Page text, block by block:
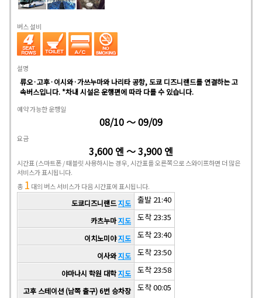
버스 설비
설명
류오·고후·이시와·가쓰누마와 나리타 공항, 도쿄 디즈니랜드를 연결하는 고
속버스입니다. *차내 시설은 운행편에 따라 다를 수 있습니다.
예약 가능한 운행일
08/10 ～ 09/09
요금
3,600 엔 ～ 3,900 엔
시간표(스마트폰 / 태블릿 사용하시는 경우, 시간표를 오른쪽으로 스와이프하면 더 많은
서비스가 표시됩니다.
총 1 대의 버스 서비스가 다음 시간표에 표시됩니다.
도쿄디즈니랜드지도 출발 21:40
카츠누마지도 도착 23:35
이치노미야지도 도착 23:40
이사와지도 도착 23:50
야마나시 학원 대학지도 도착 23:58
고후 스테이션 (남쪽 출구) 6번 승차장
도착 00:05